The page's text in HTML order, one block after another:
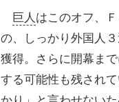
巨人 はこのオフ、
の、しっかり外国人
獲得。さらに開幕ま
する可能性も残され